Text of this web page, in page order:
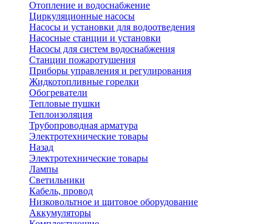
Отопление и водоснабжение
Циркуляционные насосы
Насосы и установки для водоотведения
Насосные станции и установки
Насосы для систем водоснабжения
Станции пожаротушения
Приборы управления и регулирования
Жидкотопливные горелки
Обогреватели
Тепловые пушки
Теплоизоляция
Трубопроводная арматура
Электротехнические товары
Назад
Электротехнические товары
Лампы
Светильники
Кабель, провод
Низковольтное и щитовое оборудование
Аккумуляторы